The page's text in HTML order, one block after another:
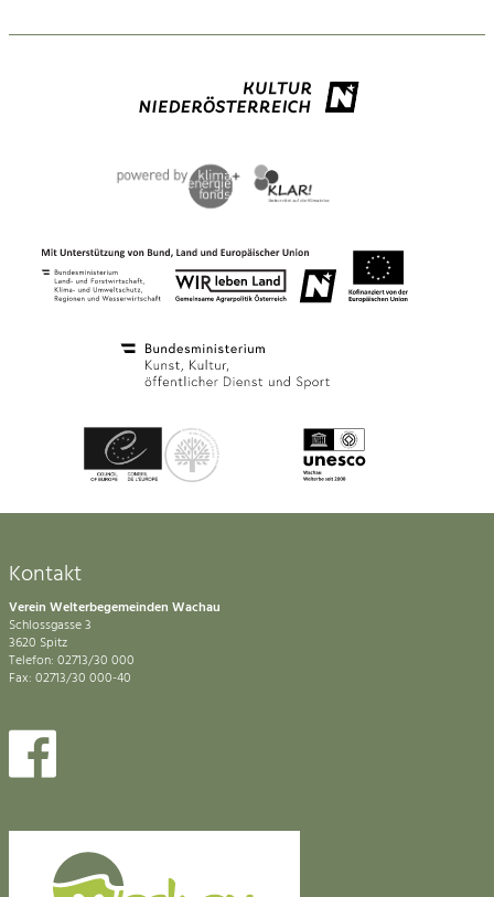
Kontakt
Verein Welterbegemeinden Wachau
Schlossgasse 3
3620 Spitz
Telefon: 02713/30 000
Fax: 02713/30 000-40